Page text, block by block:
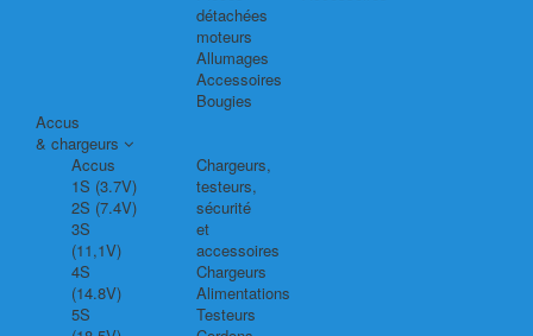
détachées
moteurs
Allumages
Accessoires
Bougies
Accus
& chargeurs
Accus
1S (3.7V)
2S (7.4V)
3S
(11,1V)
4S
(14.8V)
5S
Chargeurs,
testeurs,
sécurité
et
accessoires
Chargeurs
Alimentations
Testeurs